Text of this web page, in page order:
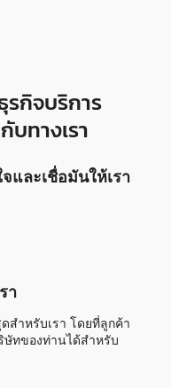
รกิจบริการ
ทางเรา
และเชื่อมันให้เรา
า
สำหรับเรา โดยที่ลูกค้า
ษัทของท่านได้สำหรับ